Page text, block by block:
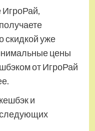
ИгроРай,
скидкой уже
цены
от ИгроРай
и
следующих